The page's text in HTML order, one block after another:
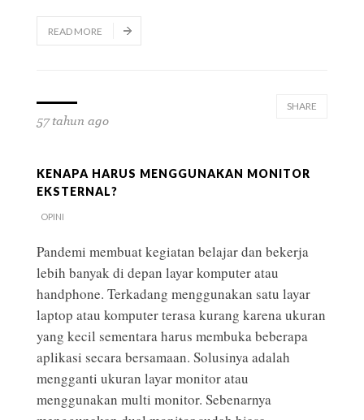
READ MORE
57 tahun ago
SHARE
KENAPA HARUS MENGGUNAKAN MONITOR
EKSTERNAL?
OPINI
Pandemi membuat kegiatan belajar dan bekerja
lebih banyak di depan layar komputer atau
handphone. Terkadang menggunakan satu layar
laptop atau komputer terasa kurang karena ukuran
yang kecil sementara harus membuka beberapa
aplikasi secara bersamaan. Solusinya adalah
mengganti ukuran layar monitor atau
menggunakan multi monitor. Sebenarnya